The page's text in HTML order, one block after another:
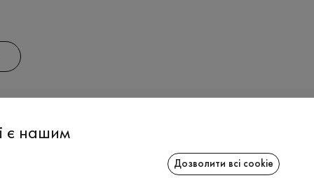
є нашим
Дозволити всі cookie